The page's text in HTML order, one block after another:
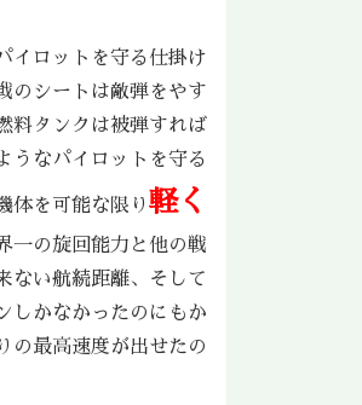
イロットを守る仕掛け
のシートは敵弾をやす
料タンクは被弾すれば
うなパイロットを守る
体を可能な限り 軽く
一の旋回能力と他の戦
ない航続距離、そして
しかなかったのにもか
の最高速度が出せたの